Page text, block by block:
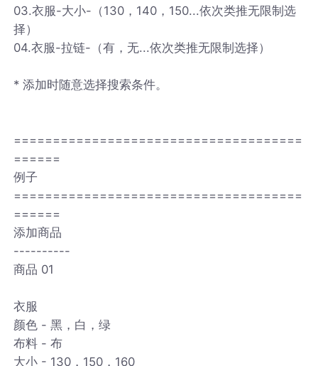
03.衣服-大小-（130，140，150...依次类推无限制选
择）
04.衣服-拉链-（有，无...依次类推无限制选择）
* 添加时随意选择搜索条件。
=====================================
======
例子
=====================================
======
添加商品
----------
商品 01
衣服
颜色 - 黑，白，绿
布料 - 布
大小 - 130，150，160